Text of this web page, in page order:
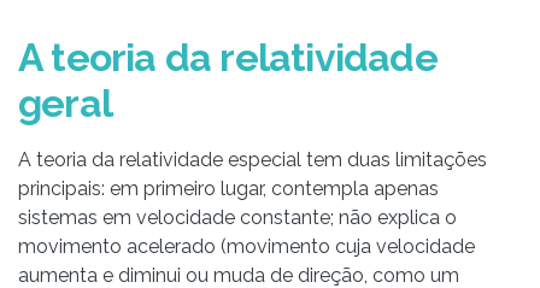
A teoria da relatividade
geral
A teoria da relatividade especial tem duas limitações
principais: em primeiro lugar, contempla apenas
sistemas em velocidade constante; não explica o
movimento acelerado (movimento cuja velocidade
aumenta e diminui ou muda de direção, como um